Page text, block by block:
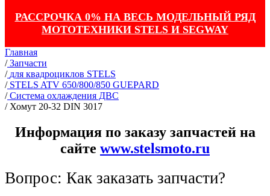
РАССРОЧКА 0% НА ВЕСЬ МОДЕЛЬНЫЙ РЯД
МОТОТЕХНИКИ STELS И SEGWAY
Главная
/ Запчасти
/ для квадроциклов STELS
/ STELS ATV 650/800/850 GUEPARD
/ Система охлаждения ДВС
/ Хомут 20-32 DIN 3017
Информация по заказу запчастей на
сайте www.stelsmoto.ru
Вопрос: Как заказать запчасти?